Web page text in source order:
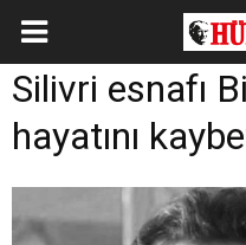
Silivri esnafı
hayatını